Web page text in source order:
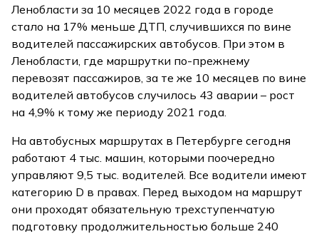
Ленобласти за 10 месяцев 2022 года в городе
стало на 17% меньше ДТП, случившихся по вине
водителей пассажирских автобусов. При этом в
Ленобласти, где маршрутки по-прежнему
перевозят пассажиров, за те же 10 месяцев по вине
водителей автобусов случилось 43 аварии – рост
на 4,9% к тому же периоду 2021 года.
На автобусных маршрутах в Петербурге сегодня
работают 4 тыс. машин, которыми поочередно
управляют 9,5 тыс. водителей. Все водители имеют
категорию D в правах. Перед выходом на маршрут
они проходят обязательную трехступенчатую
подготовку продолжительностью больше 240